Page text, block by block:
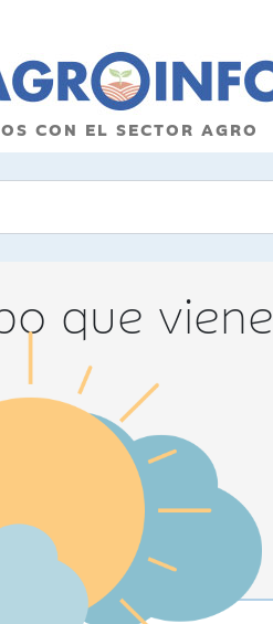
CON EL SECTOR AGRO
que viene